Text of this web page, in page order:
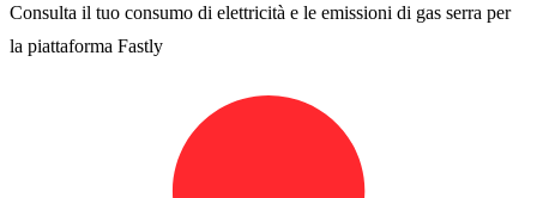
Consulta il tuo consumo di elettricità e le emissioni di gas serra per
la piattaforma Fastly